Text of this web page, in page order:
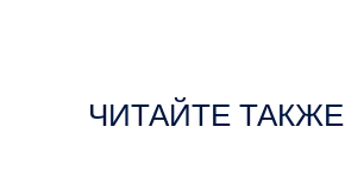
ЧИТАЙТЕ ТАКЖЕ